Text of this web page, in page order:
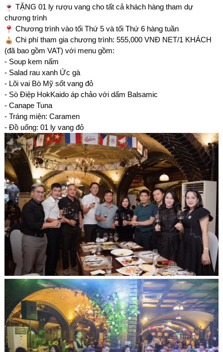
TẶNG 01 ly rượu vang cho tất cả khách hàng tham dự
chương trình
Chương trình vào tối Thứ 5 và tối Thứ 6 hàng tuần
Chi phí tham gia chương trình: 555,000 VNĐ NET/1 KHÁCH
(đã bao gồm VAT) với menu gồm:
- Soup kem nấm
- Salad rau xanh Ức gà
- Lõi vai Bò Mỹ sốt vang đỏ
- Sò Điệp HokKaido áp chảo với dấm Balsamic
- Canape Tuna
- Tráng miện: Caramen
- Đồ uống: 01 ly vang đỏ